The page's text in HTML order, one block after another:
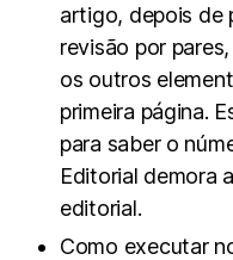
artigo, depois de
revisão por
os outros
primeira página.
para saber o
Editorial demora
editorial.
Como executar